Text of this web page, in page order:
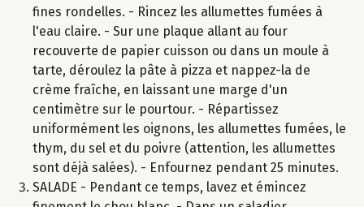
fines rondelles. - Rincez les allumettes fumées à
l'eau claire. - Sur une plaque allant au four
recouverte de papier cuisson ou dans un moule à
tarte, déroulez la pâte à pizza et nappez-la de
crème fraîche, en laissant une marge d'un
centimètre sur le pourtour. - Répartissez
uniformément les oignons, les allumettes fumées, le
thym, du sel et du poivre (attention, les allumettes
sont déjà salées). - Enfournez pendant 25 minutes.
SALADE - Pendant ce temps, lavez et émincez